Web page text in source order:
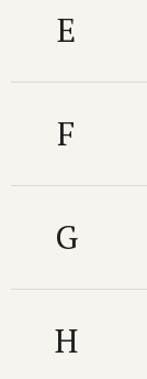
E
F
G
H